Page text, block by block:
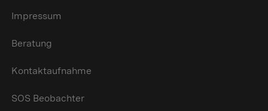
Impressum
Beratung
Kontaktaufnahme
SOS Beobachter